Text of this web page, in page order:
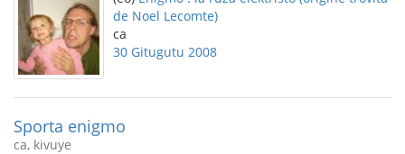
de Noel Lecomte)
ca
30 Gitugutu 2008
Sporta enigmo
ca, kivuye